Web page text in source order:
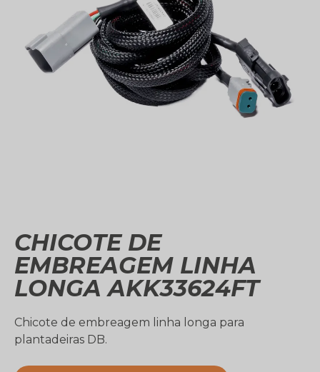
CHICOTE DE
EMBREAGEM LINHA
LONGA AKK33624FT
Chicote de embreagem linha longa para
plantadeiras DB.